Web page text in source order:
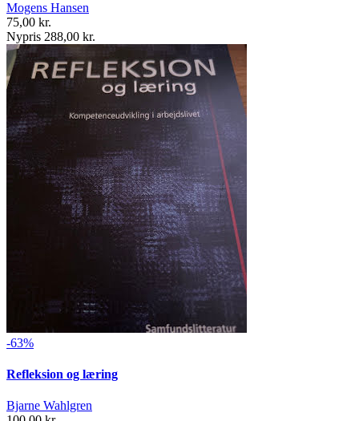
Mogens Hansen
75,00 kr.
Nypris 288,00 kr.
-63%
Refleksion og læring
Bjarne Wahlgren